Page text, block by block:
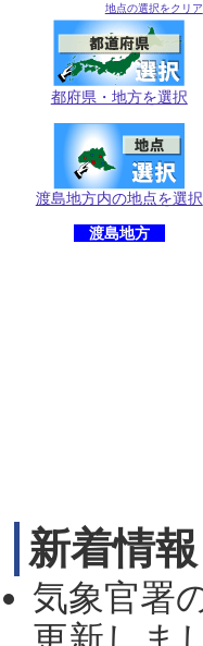
地点の選択をクリア
都府県・地方を選択
渡島地方内の地点を選択
渡島地方
新着情報
気象官署